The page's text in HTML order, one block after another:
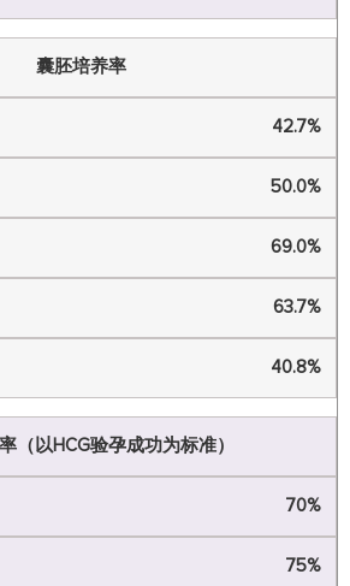
囊胚培养率
42.7%
50.0%
69.0%
63.7%
40.8%
（以HCG验孕成功为标准）
70%
75%